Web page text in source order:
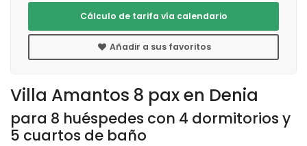
Villa Amantos 8 pax en Denia
para 8 huéspedes con 4 dormitorios y
5 cuartos de baño
Cálculo de tarifa vía calendario
Añadir a sus favoritos